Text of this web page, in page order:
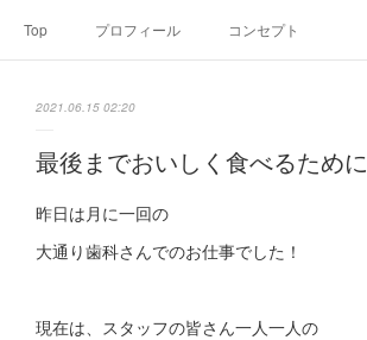
Top プロフィール コンセプト
SNS
2021.06.15 02:20
最後までおいしく食べるために
昨日は月に一回の
大通り歯科さんでのお仕事でした！
現在は、スタッフの皆さん一人一人の